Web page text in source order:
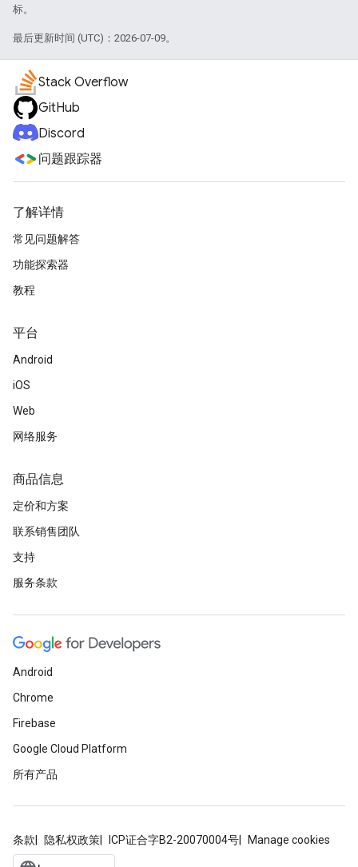
标。
最后更新时间 (UTC)：2026-07-09。
Stack Overflow
GitHub
Discord
问题跟踪器
了解详情
常见问题解答
功能探索器
教程
平台
Android
iOS
Web
网络服务
商品信息
定价和方案
联系销售团队
支持
服务条款
Android
Chrome
Firebase
Google Cloud Platform
所有产品
条款 隐私权政策 ICP证合字B2-20070004号 Manage cookies